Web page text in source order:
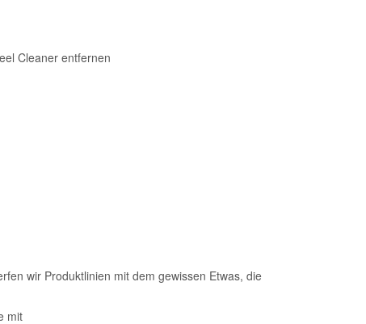
Cleaner entfernen
wir Produktlinien mit dem gewissen Etwas, die
mit